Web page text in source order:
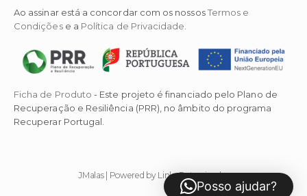
Ao assinar está a concordar com os nossosTermos e
Condiçõese a Política de Privacidade
Ficha de Produto - Este projeto é financiado pelo Plano de
Recuperação e Resiliência (PRR), no âmbito do programa
Recuperar Portugal.
JMalas | Powered by Links Patrocinados
Posso ajudar?